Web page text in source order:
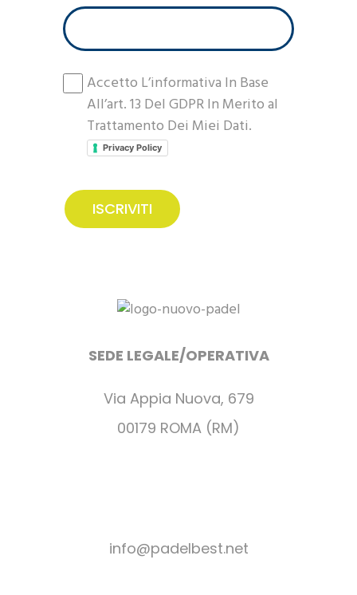
Accetto L’informativa In Base
All’art. 13 Del GDPR In Merito al
Trattamento Dei Miei Dati.
Privacy Policy
SEDE LEGALE/OPERATIVA
Via Appia Nuova, 679
00179 ROMA (RM)
info@padelbest.net